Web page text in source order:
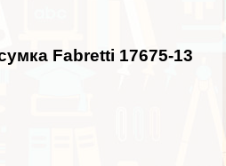
Fabretti 17675-13